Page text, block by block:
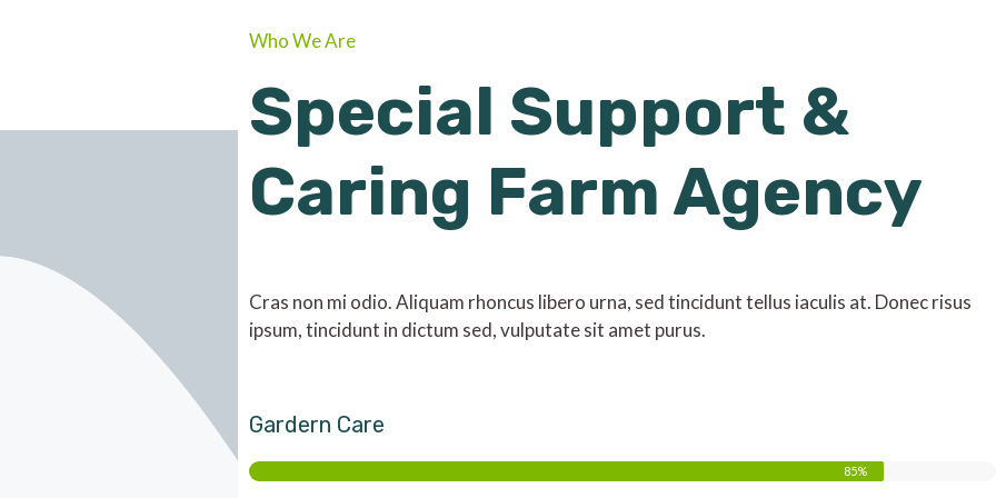
Who We Are
Special Support &
Caring Farm Agency
Cras non mi odio. Aliquam rhoncus libero urna, sed tincidunt tellus iaculis at. Donec risus
ipsum, tincidunt in dictum sed, vulputate sit amet purus.
Gardern Care
85%